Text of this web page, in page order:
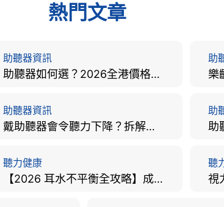
熱門文章
助聽器資訊
助聽器如何選？2026全港價格比較、款式分析及老人選購全攻略
助
助聽器資訊
戴助聽器會令聽力下降？拆解越戴越聾迷思與聽覺剝奪真相
助
聽力健康
【2026 耳水不平衡全攻略】成因、病徵、治療及改善方法
聽